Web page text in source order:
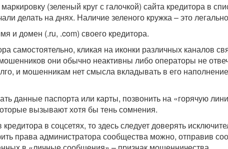
(зеленый круг с галочкой) сайта кредитора в
делать на днях. Наличие зеленого кружка – это
и домен (.ru, .com) своего кредитора.
самостоятельно, кликая на иконки различных каналов
они обычно неактивны либо операторы не
и мошенникам нет смысла вкладывать в его
данные паспорта или карты, позвонить на «горячую
вызывают хотя бы тень сомнения.
в соцсетях, то здесь следует доверять
права администратора сообщества можно, отправив